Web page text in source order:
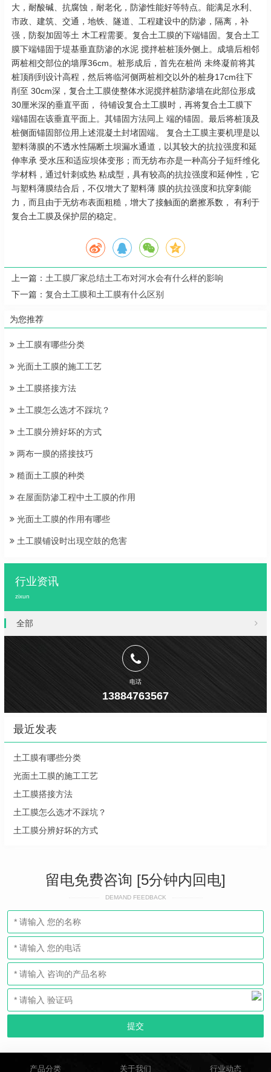
大，耐酸碱、抗腐蚀，耐老化，防渗性能好等特点。能满足水利、
市政、建筑、交通，地铁、隧道、工程建设中的防渗，隔离，补
强，防裂加固等土 木工程需要。复合土工膜的下端锚固。复合土工
膜下端锚固于堤基垂直防渗的水泥 搅拌桩桩顶外侧上。成墙后相邻
两桩相交部位的墙厚36cm。桩形成后，首先在桩尚 未终凝前将其
桩顶削到设计高程，然后将临河侧两桩相交以外的桩身17cm往下
削至 30cm深，复合土工膜使整体水泥搅拌桩防渗墙在此部位形成
30厘米深的垂直平面， 待铺设复合土工膜时，再将复合土工膜下
端锚固在该垂直平面上。其锚固方法同上 端的锚固。最后将桩顶及
桩侧面锚固部位用上述混凝土封堵固端。 复合土工膜主要机理是以
塑料薄膜的不透水性隔断土坝漏水通道，以其较大的抗拉强度和延
伸率承 受水压和适应坝体变形；而无纺布亦是一种高分子短纤维化
学材料，通过针刺或热 粘成型，具有较高的抗拉强度和延伸性，它
与塑料薄膜结合后，不仅增大了塑料薄 膜的抗拉强度和抗穿刺能
力，而且由于无纺布表面粗糙，增大了接触面的磨擦系数， 有利于
复合土工膜及保护层的稳定。
上一篇： 土工膜厂家总结土工布对河水会有什么样的影响
下一篇： 复合土工膜和土工膜有什么区别
为您推荐
土工膜有哪些分类
光面土工膜的施工工艺
土工膜搭接方法
土工膜怎么选才不踩坑？
土工膜分辨好坏的方式
两布一膜的搭接技巧
糙面土工膜的种类
在屋面防渗工程中土工膜的作用
光面土工膜的作用有哪些
土工膜铺设时出现空鼓的危害
行业资讯
zixun
全部
电话
13884763567
最近发表
土工膜有哪些分类
光面土工膜的施工工艺
土工膜搭接方法
土工膜怎么选才不踩坑？
土工膜分辨好坏的方式
留电免费咨询 [5分钟内回电]
DEMAND FEEDBACK
产品分类 关于我们 行业动态